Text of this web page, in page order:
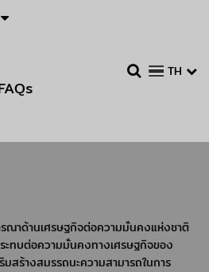
TH
าด้านเศรษฐกิจต่อความมั่นคงแห่งชาติ
ทบต่อความมั่นคงทางเศรษฐกิจของ
สร้างสมรรถนะความสามารถในการ